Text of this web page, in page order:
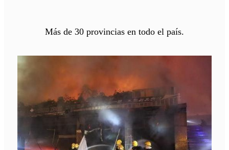
Más de 30 provincias en todo el país.